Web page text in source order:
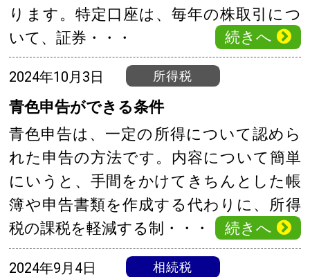
ります。特定口座は、毎年の株取引につ
いて、証券・・・
続きへ
2024年10月3日 所得税
青色申告ができる条件
青色申告は、一定の所得について認めら
れた申告の方法です。内容について簡単
にいうと、手間をかけてきちんとした帳
簿や申告書類を作成する代わりに、所得
税の課税を軽減する制・・・
続きへ
2024年9月4日 相続税